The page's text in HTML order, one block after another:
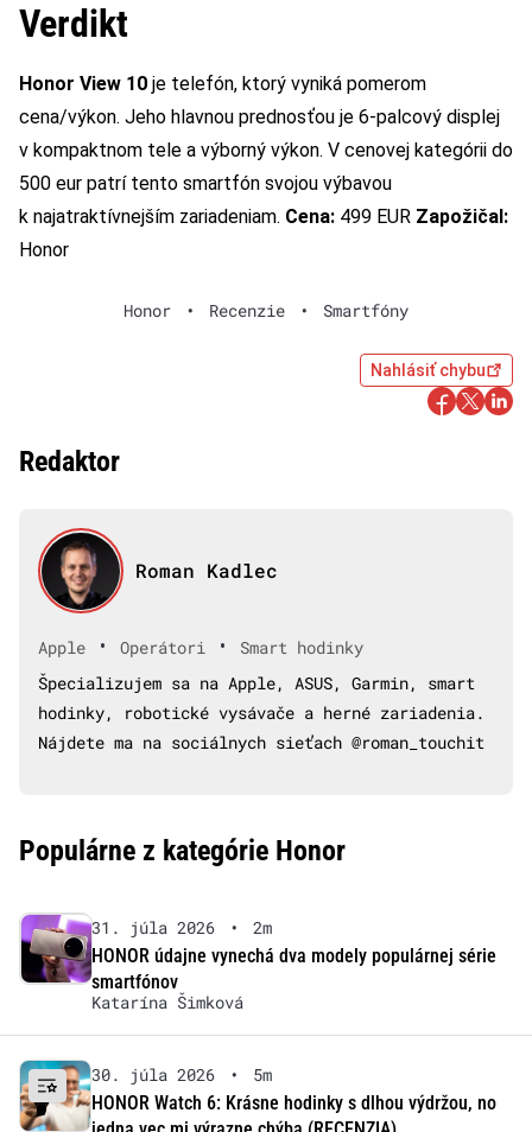
Verdikt
Honor View 10 je telefón, ktorý vyniká pomerom
cena/výkon. Jeho hlavnou prednosťou je 6-palcový displej
v kompaktnom tele a výborný výkon. V cenovej kategórii do
500 eur patrí tento smartfón svojou výbavou
k najatraktívnejším zariadeniam. Cena: 499 EUR Zapožičal:
Honor
Honor • Recenzie • Smartfóny
Nahlásiť chybu
Redaktor
Roman Kadlec
Apple • Operátori •
Smart hodinky
Špecializujem sa na Apple, ASUS, Garmin, smart
hodinky, robotické vysávače a herné zariadenia.
Nájdete ma na sociálnych sieťach @roman_touchit
Populárne z kategórie Honor
31. júla 2026 •
2m
HONOR údajne vynechá dva modely populárnej série
smartfónov
Katarína Šimková
30. júla 2026 •
5m
HONOR Watch 6: Krásne hodinky s dlhou výdržou, no